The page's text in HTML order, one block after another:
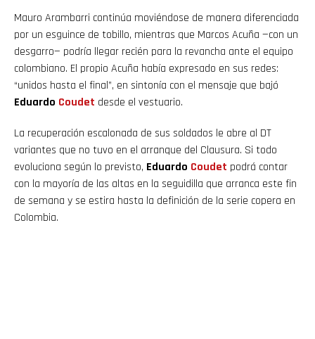
Mauro Arambarri continúa moviéndose de manera diferenciada
por un esguince de tobillo, mientras que Marcos Acuña —con un
desgarro— podría llegar recién para la revancha ante el equipo
colombiano. El propio Acuña había expresado en sus redes:
“unidos hasta el final”, en sintonía con el mensaje que bajó
Eduardo Coudet desde el vestuario.
La recuperación escalonada de sus soldados le abre al DT
variantes que no tuvo en el arranque del Clausura. Si todo
evoluciona según lo previsto, Eduardo Coudet podrá contar
con la mayoría de las altas en la seguidilla que arranca este fin
de semana y se estira hasta la definición de la serie copera en
Colombia.